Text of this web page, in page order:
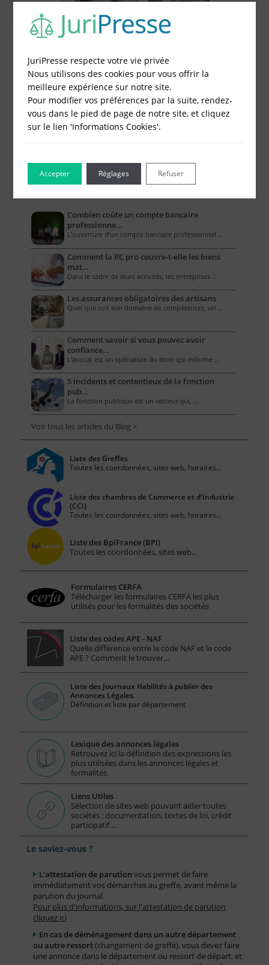
Combien coûte un compte bancaire
professionne…
L’ouverture d’un compte bancaire professionnel …
Comment la RC pro couvre-t-elle les biens
mat…
Dans le cadre de leurs activités, les entreprises …
Les assurances obligatoires des artisans
Quel que soit son domaine de compétences, un …
Comment savoir si vous pouvez avoir
confiance…
L'avocat est un spécialiste du droit qui informe …
5 incidents et contentieux de la fonction
pub…
La fonction publique est un secteur qui, …
Voir tous les articles du Blog >
Liste des Greffes
Toutes les coordonnées, sites web, horaires...
Liste des chambres de Commerce et d'Industrie
(CCI)
Toutes les coordonnées, sites web, horaires...
Liste des BpiFrance (BPI)
Toutes les coordonnées, sites web...
Formulaires CERFA
Télécharger les formulaires CERFA les plus
utilisés pour les formalités des sociétés
Liste des codes APE - NAF
Quelle différence entre le code NAF et le code
APE ? Comment le trouver…
Liste des Journaux Habilités à publier des
Annonces Légales.
Définition et liste par département
Lexique des annonces légales
Retrouvez ici la définition des expressions les
plus utilisées dans les annonces légales et
formalités.
Liens Utiles
Sélection de sites web pouvant aider toutes
sociétés : documentation, textes de loi, crédit
participatif ...
Le saviez-vous ?
L'attestation de parution vous permet de faire
immédiatement vos démarches au greffe, avant même la
parution du journal.
Pour plus d'informations, sur l'attestation de parution
cliquez ici
En cas de déménagement dans un autre département
ou autre ressort(changement de greffe), vous devez faire
une annonce dans le département ou ressort de départ, et
JuriPresse respecte votre vie privée
Nous utilisons des cookies pour vous offrir la
meilleure expérience sur notre site.
Pour modifier vos préférences par la suite, rendez-
vous dans le pied de page de notre site, et cliquez
sur le lien 'Informations Cookies'.
Accepter Refuser
Réglages